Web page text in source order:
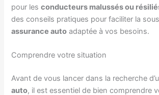
pour lesconducteurs malussés ou
des conseils pratiques pour faciliter la
assurance auto adaptée à vos besoins.
Comprendre votre situation
Avant de vous lancer dans la recherche
auto, il est essentiel de bien comprendre